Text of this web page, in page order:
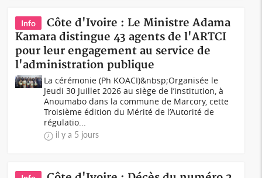
Info
Côte d'Ivoire : Le Ministre Adama
Kamara distingue 43 agents de l'ARTCI
pour leur engagement au service de
l'administration publique
La cérémonie (Ph KOACI)&nbsp;Organisée le
Jeudi 30 Juillet 2026 au siège de l’institution, à
Anoumabo dans la commune de Marcory, cette
Troisième édition du Mérité de l’Autorité de
régulatio...
il y a 5 jours